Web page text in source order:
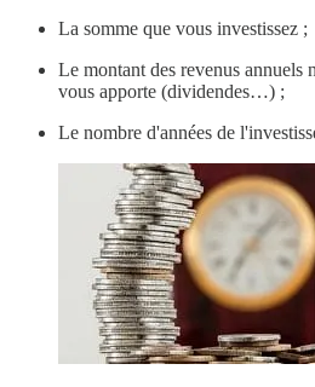
La somme que vous investissez ;
Le montant des revenus annuels
vous apporte (dividendes…) ;
Le nombre d'années de